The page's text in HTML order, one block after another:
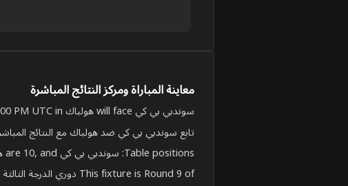
معاينة المباراة ومركز النتائج المباشرة
سوندبي بي كي will face هولباك on Jun 4, 2026, 5:00:00 PM UTC in دوري الدرجة الثالثة الدنماركي المجموعة A.
تابع سوندبي بي كي ضد هولباك مع النتائج
Table positions: سوندبي بي كي are 10, and هولباك are 4.
This fixture is Round 9 of دوري الدرجة الثالثة الدنماركي المجموعة A.